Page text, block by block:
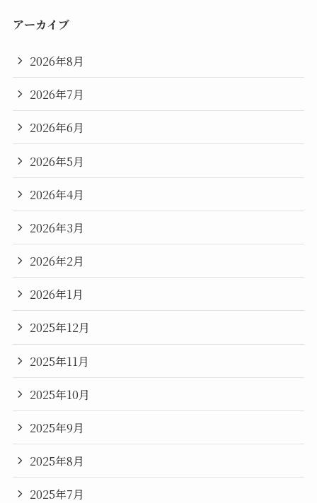
アーカイブ
2026年8月
2026年7月
2026年6月
2026年5月
2026年4月
2026年3月
2026年2月
2026年1月
2025年12月
2025年11月
2025年10月
2025年9月
2025年8月
2025年7月